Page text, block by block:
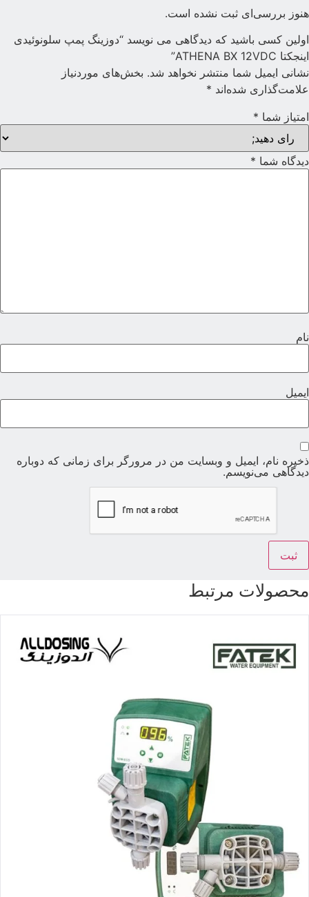
هنوز بررسی‌ای ثبت نشده است.
اولین کسی باشید که دیدگاهی می نویسد “دوزینگ پمپ سلونوئیدی
اینجکتا ATHENA BX 12VDC”
نشانی ایمیل شما منتشر نخواهد شد. بخش‌های موردنیاز
علامت‌گذاری شده‌اند *
امتیاز شما *
دیدگاه شما *
نام
ایمیل
ذخیره نام، ایمیل و وبسایت من در مرورگر برای زمانی که دوباره
دیدگاهی می‌نویسم.
محصولات مرتبط